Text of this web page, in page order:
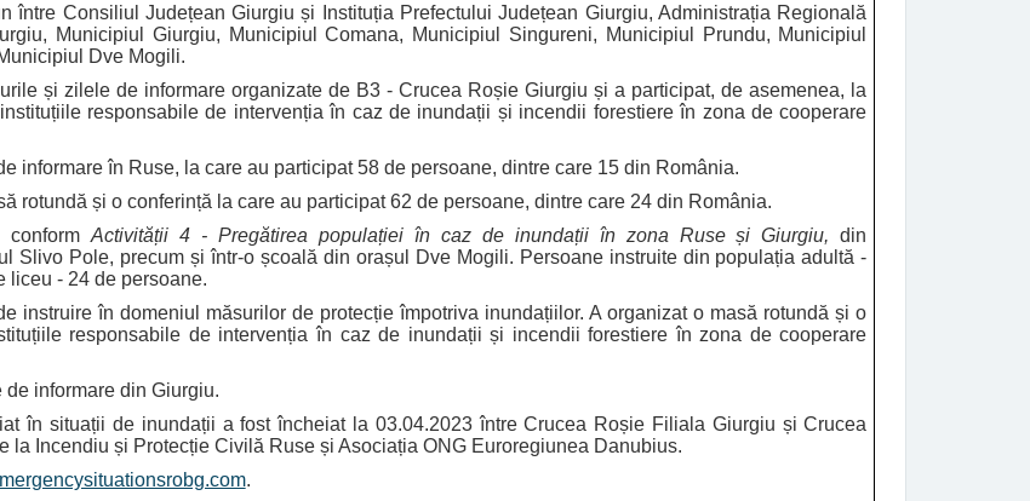
între Consiliul Județean Giurgiu și Instituția Prefectului Județean Giurgiu, Administrația Regională
Municipiul Giurgiu, Municipiul Comana, Municipiul Singureni, Municipiul Prundu, Municipiul
Dve Mogili.
și zilele de informare organizate de B3 -Crucea Roșie Giurgiuși a participat, de asemenea, la
responsabile de intervenția în caz de inundații și incendii forestiere în zona de cooperare
informare în Ruse, la care au participat 58 de persoane, dintre care 15 din România.
rotundă și o conferință la care au participat 62 de persoane, dintre care 24 din România.
conformActivității 4 - Pregătirea populației în caz de inundații în zona Ruse și Giurgiu, din
Slivo Pole, precum și într-o școală din orașul Dve Mogili. Persoane instruite din populația adultă -
liceu - 24 de persoane.
instruire în domeniul măsurilor de protecție împotriva inundațiilor. A organizat o masă rotundă și o
responsabile de intervenția în caz de inundații și incendii forestiere în zona de cooperare
informare din Giurgiu.
în situații de inundații a fost încheiat la 03.04.2023 între Crucea Roșie Filiala Giurgiu și Crucea
la Incendiu și Protecție Civilă Ruse și Asociația ONG Euroregiunea Danubius.
.